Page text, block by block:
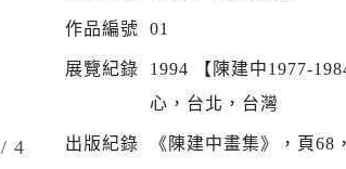
/ 4
作品編號 01
展覽紀錄
1994 【陳建中1977-
心，台北，台灣
出版紀錄 《陳建中畫集》，頁